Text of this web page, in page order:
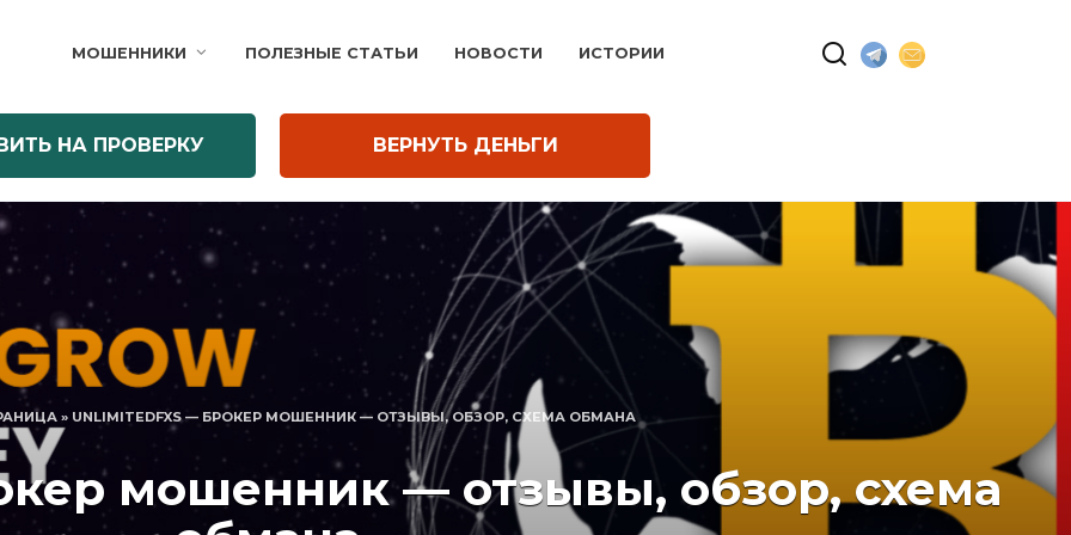
МОШЕННИКИ ПОЛЕЗНЫЕ СТАТЬИ НОВОСТИ ИСТОРИИ
НА ПРОВЕРКУ ВЕРНУТЬ ДЕНЬГИ
» UNLIMITEDFXS — БРОКЕР МОШЕННИК — ОТЗЫВЫ, ОБЗОР, СХЕМА ОБМАНА
мошенник — отзывы, обзор, схема